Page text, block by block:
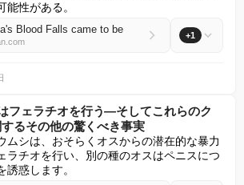
性がある。
Blood Falls came to be +1
フェラチオを行う—そしてこれらのク
るその他の驚くべき事実
ムシは、おそらくオスからの潜在的な暴力
ラチオを行い、別の種のオスはペニスにつ
誘惑します。